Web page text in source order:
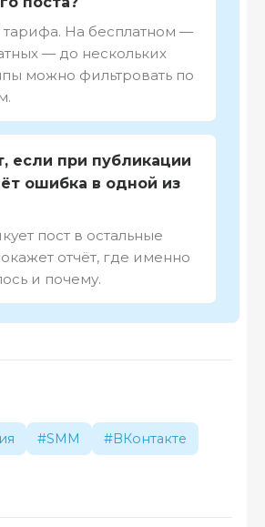
тарифа. На бесплатном —
— до нескольких
можно фильтровать по
если при публикации
ошибка в одной из
пост в остальные
отчёт, где именно
и почему.
#SMM
#ВКонтакте